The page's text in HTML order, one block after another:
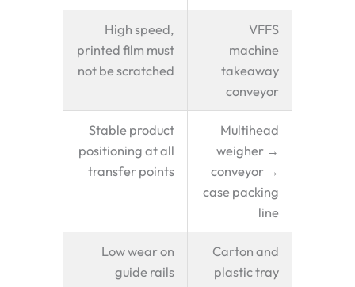
VFFS
machine
takeaway
conveyor
High speed,
printed film must
not be scratched
Multihead
weigher →
conveyor →
case packing
line
Stable product
positioning at all
transfer points
Carton and
plastic tray
Low wear on
guide rails